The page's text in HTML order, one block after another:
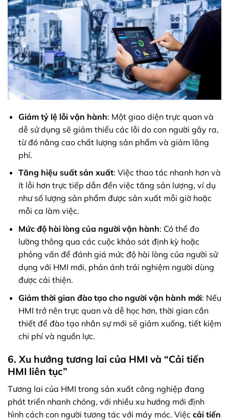
Giảm tỷ lệ lỗi vận hành: Một giao diện trực quan và
dễ sử dụng sẽ giảm thiểu các lỗi do con người gây ra,
từ đó nâng cao chất lượng sản phẩm và giảm lãng
phí.
Tăng hiệu suất sản xuất: Việc thao tác nhanh hơn và
ít lỗi hơn trực tiếp dẫn đến việc tăng sản lượng, ví dụ
như số lượng sản phẩm được sản xuất mỗi giờ hoặc
mỗi ca làm việc.
Mức độ hài lòng của người vận hành: Có thể đo
lường thông qua các cuộc khảo sát định kỳ hoặc
phỏng vấn để đánh giá mức độ hài lòng của người sử
dụng với HMI mới, phản ánh trải nghiệm người dùng
được cải thiện.
Giảm thời gian đào tạo cho người vận hành mới: Nếu
HMI trở nên trực quan và dễ học hơn, thời gian cần
thiết để đào tạo nhân sự mới sẽ giảm xuống, tiết kiệm
chi phí và nguồn lực.
6. Xu hướng tương lai của HMI và “Cải tiến
HMI liên tục”
Tương lai của HMI trong sản xuất công nghiệp đang
phát triển nhanh chóng, với nhiều xu hướng mới định
hình cách con người tương tác với máy móc. Việc cải tiến